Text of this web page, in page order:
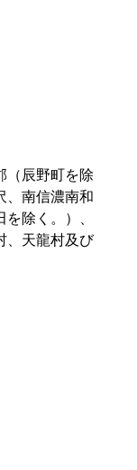
（辰野町を除
、南信濃南和
除く。）、
、天龍村及び